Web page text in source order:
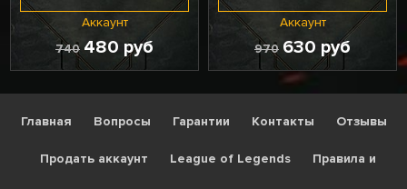
Аккаунт
740 480 руб
Аккаунт
970 630 руб
Главная Вопросы Гарантии Контакты Отзывы
Продать аккаунт League of Legends Правила и